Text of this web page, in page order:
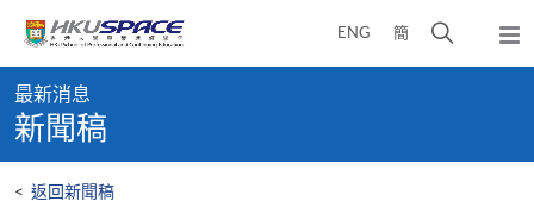
content
ENG 簡
開
彈
出
content
start
最新消息
新聞稿
< 返回新聞稿